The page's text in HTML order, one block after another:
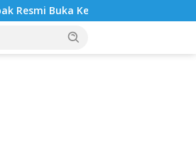
Karate Antar Dojo INKAI, Jaring